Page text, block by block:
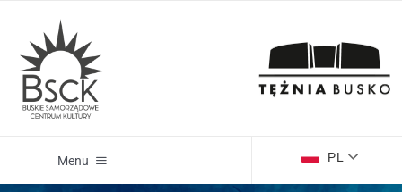
zawartości
Menu PL